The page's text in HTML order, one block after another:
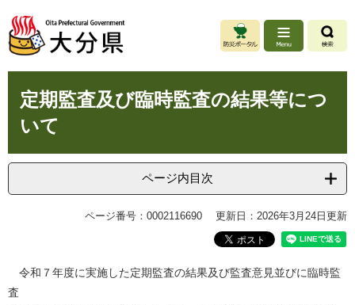
ジ
先
ュ
を
本
へ
定期監査及び臨時監査の結果等につ
いて
ページ内目次
ページ番号：0002116690 更新日：2026年3月24日更新
令和７年度に実施した定期監査の結果及び監査意見並びに臨時監
査